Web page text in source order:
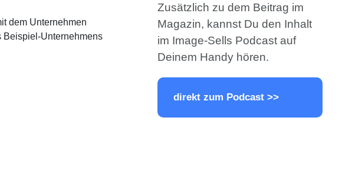
dem Unternehmen
Beispiel-Unternehmens
Zusätzlich zu dem Beitrag im
Magazin, kannst Du den Inhalt
im Image-Sells Podcast auf
Deinem Handy hören.
direkt zum Podcast >>